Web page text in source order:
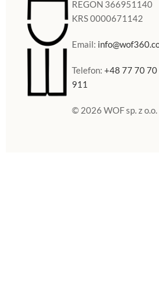
REGON 366951140
KRS 0000671142
Email:
Telefon:+48 77 70 70
911
© 2026 WOF sp. z o.o.